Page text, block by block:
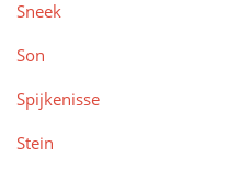
Sneek
Son
Spijkenisse
Stein